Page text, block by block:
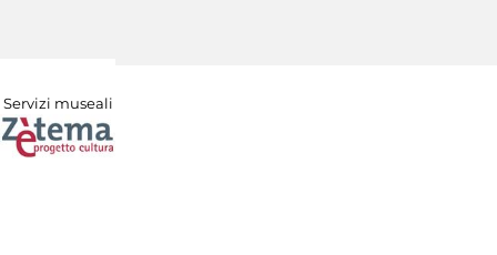
Servizi museali